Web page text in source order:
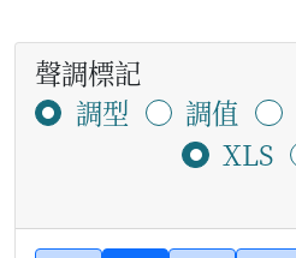
聲調標記
調型
調值
XLS